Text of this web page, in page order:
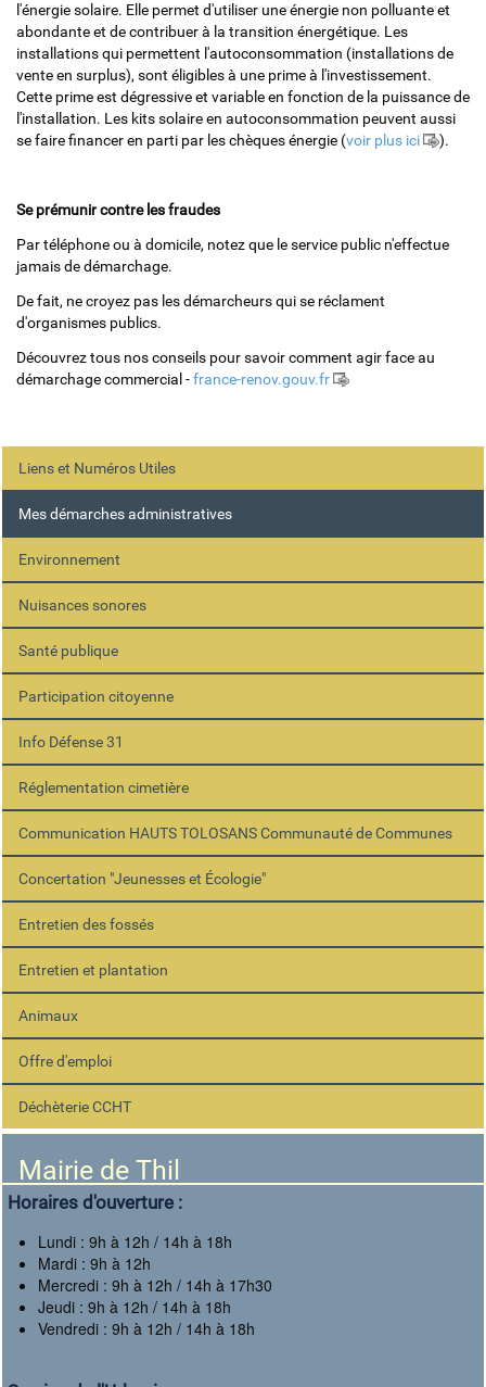
l'énergie solaire. Elle permet d'utiliser une énergie non polluante et
abondante et de contribuer à la transition énergétique. Les
installations qui permettent l'autoconsommation (installations de
vente en surplus), sont éligibles à une prime à l'investissement.
Cette prime est dégressive et variable en fonction de la puissance de
l'installation. Les kits solaire en autoconsommation peuvent aussi
se faire financer en parti par les chèques énergie (voir plus ici ).
Se prémunir contre les fraudes
Par téléphone ou à domicile, notez que le service public n'effectue
jamais de démarchage.
De fait, ne croyez pas les démarcheurs qui se réclament
d'organismes publics.
Découvrez tous nos conseils pour savoir comment agir face au
démarchage commercial -france-renov.gouv.fr
Liens et Numéros Utiles
Mes démarches administratives
Environnement
Nuisances sonores
Santé publique
Participation citoyenne
Info Défense 31
Réglementation cimetière
Communication HAUTS TOLOSANS Communauté de Communes
Concertation "Jeunesses et Écologie"
Entretien des fossés
Entretien et plantation
Animaux
Offre d'emploi
Déchèterie CCHT
Mairie de Thil
Horaires d'ouverture :
Lundi : 9h à 12h / 14h à 18h
Mardi : 9h à 12h
Mercredi : 9h à 12h / 14h à 17h30
Jeudi : 9h à 12h / 14h à 18h
Vendredi : 9h à 12h / 14h à 18h